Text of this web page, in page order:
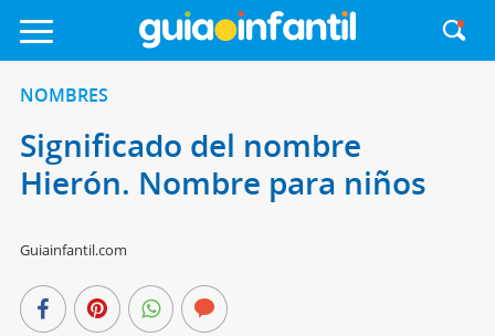
NOMBRES
Significado del nombre
Hierón. Nombre para niños
Guiainfantil.com